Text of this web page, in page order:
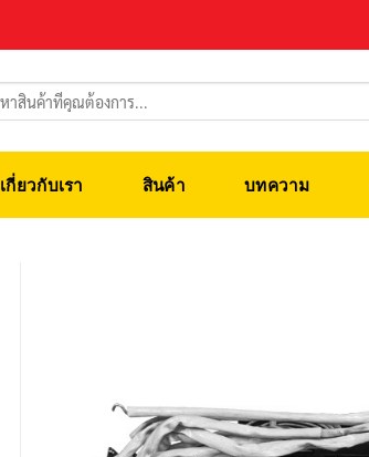
เกี่ยวกับเรา สินค้า บทความ